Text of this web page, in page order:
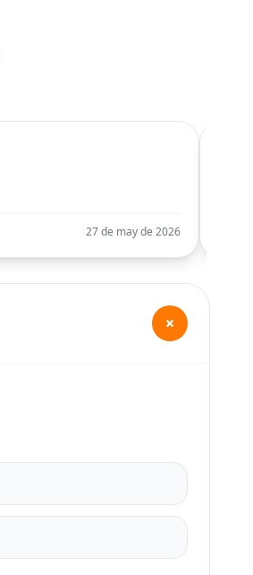
27 de may de 2026
+